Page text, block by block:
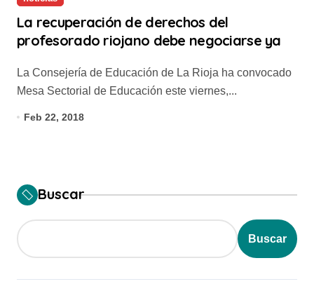
La recuperación de derechos del
profesorado riojano debe negociarse ya
La Consejería de Educación de La Rioja ha convocado
Mesa Sectorial de Educación este viernes,...
Feb 22, 2018
Buscar
Buscar